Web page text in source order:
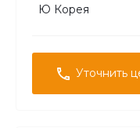
Ю Корея
Уточнить